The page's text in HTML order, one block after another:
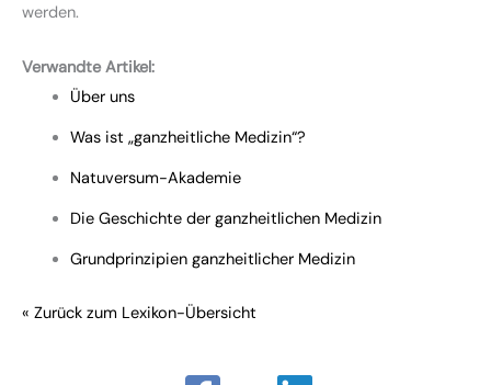
werden.
Verwandte Artikel:
Über uns
Was ist „ganzheitliche Medizin“?
Natuversum-Akademie
Die Geschichte der ganzheitlichen Medizin
Grundprinzipien ganzheitlicher Medizin
« Zurück zum Lexikon-Übersicht